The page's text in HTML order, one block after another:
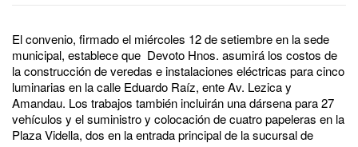
El convenio, firmado el miércoles 12 de setiembre en la sede
municipal, establece que Devoto Hnos. asumirá los costos de
la construcción de veredas e instalaciones eléctricas para cinco
luminarias en la calle Eduardo Raíz, ente Av. Lezica y
Amandau. Los trabajos también incluirán una dársena para 27
vehículos y el suministro y colocación de cuatro papeleras en la
Plaza Vidella, dos en la entrada principal de la sucursal de